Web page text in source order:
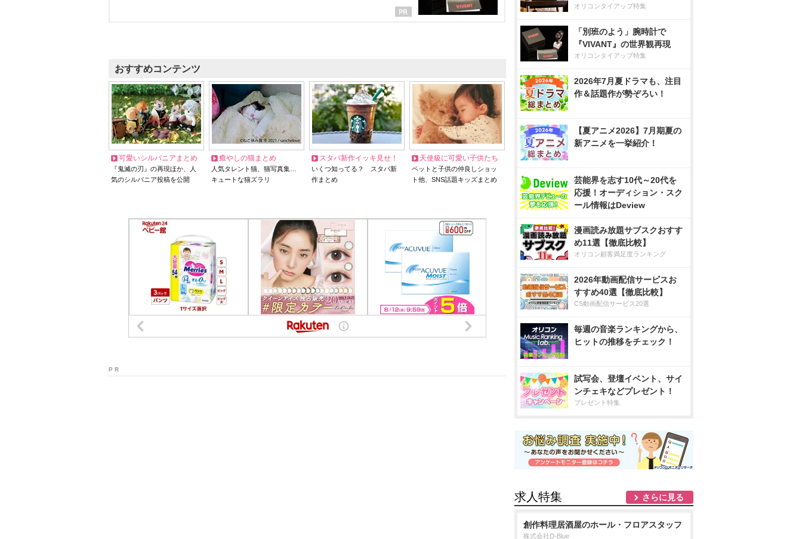
おすすめコンテンツ
可愛いシルバニアまとめ
『鬼滅の刃』の再現ほか、人
気のシルバニア投稿を公開
癒やしの猫まとめ
人気タレント猫、猫写真集…
キュートな猫ズラリ
スタバ新作イッキ見せ！
いくつ知ってる？ スタバ新
作まとめ
天使級に可愛い子供たち
ペットと子供の仲良しショッ
ト他、SNS話題キッズまとめ
P R
オリコンタイアップ特集
「別班のよう」腕時計で
『VIVANT』の世界観再現
オリコンタイアップ特集
2026年7月夏ドラマも、注目
作＆話題作が勢ぞろい！
【夏アニメ2026】7月期夏の
新アニメを一挙紹介！
芸能界を志す10代～20代を
応援！オーディション・スク
ール情報はDeview
漫画読み放題サブスクおすす
め11選【徹底比較】
オリコン顧客満足度ランキング
2026年動画配信サービスお
すすめ40選【徹底比較】
CS動画配信サービス20選
毎週の音楽ランキングから、
ヒットの推移をチェック！
試写会、登壇イベント、サイ
ンチェキなどプレゼント！
プレゼント特集
求人特集 さらに見る
創作料理居酒屋のホール・フロアスタッフ
株式会社D-Blue